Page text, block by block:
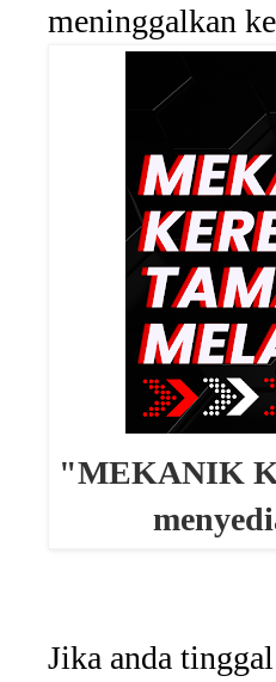
meninggalkan
"MEKANIK
Jika anda